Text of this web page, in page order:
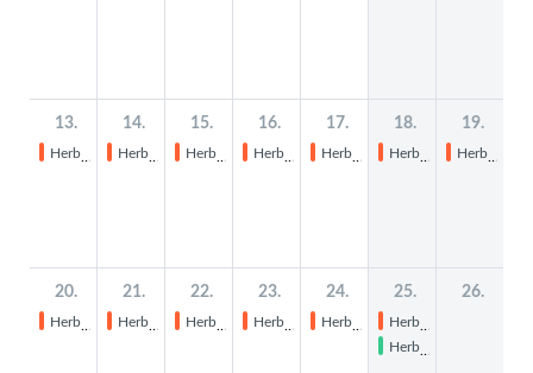
13.
Herbstferien
14.
Herbstferien
15.
Herbstferien
16.
Herbstferien
17.
Herbstferien
18.
Herbstferien
19.
Herbstferien
20.
Herbstferien
21.
Herbstferien
22.
Herbstferien
23.
Herbstferien
24.
Herbstferien
25.
Herbstferien
Herberner Kartoffelsamstag
26.